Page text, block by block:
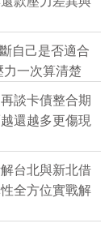
自己是否適合
力一次算清楚
談卡債整合期
還越多更傷現
台北與新北借
全方位實戰解